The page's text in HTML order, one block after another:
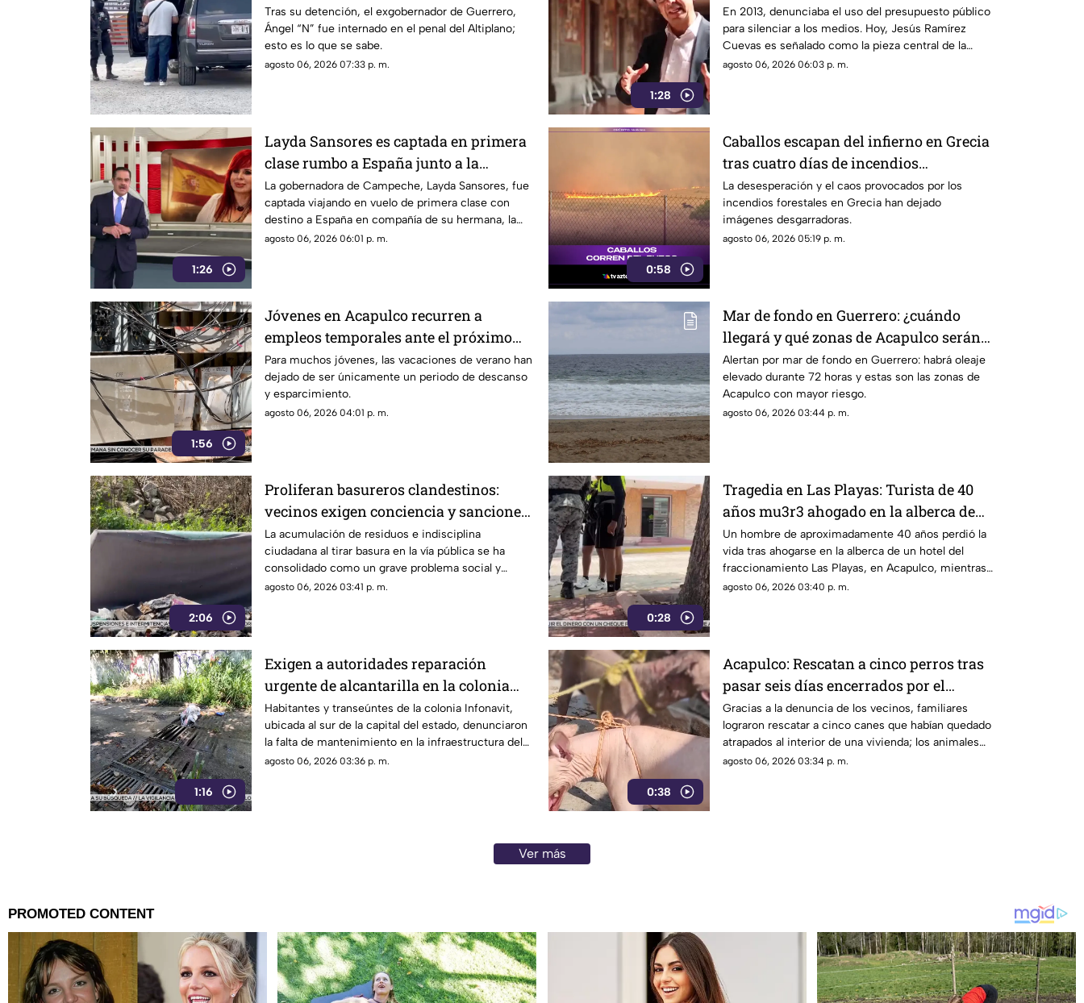
Altiplano
Tras su detención, el exgobernador de Guerrero,
Ángel “N” fue internado en el penal del Altiplano;
esto es lo que se sabe.
agosto 06, 2026 07:33 p. m.
1:28
publicidad oficial
En 2013, denunciaba el uso del presupuesto público
para silenciar a los medios. Hoy, Jesús Ramírez
Cuevas es señalado como la pieza central de la
estrategia de censura del gobierno. ¿Qué cambió?
agosto 06, 2026 06:03 p. m.
1:26
Layda Sansores es captada en primera
clase rumbo a España junto a la
directora del DIF
La gobernadora de Campeche, Layda Sansores, fue
captada viajando en vuelo de primera clase con
destino a España en compañía de su hermana, la
actual directora del DIF estatal.
agosto 06, 2026 06:01 p. m.
0:58
Caballos escapan del infierno en Grecia
tras cuatro días de incendios
descontrolados
La desesperación y el caos provocados por los
incendios forestales en Grecia han dejado
imágenes desgarradoras.
agosto 06, 2026 05:19 p. m.
1:56
Jóvenes en Acapulco recurren a
empleos temporales ante el próximo
ciclo escolar
Para muchos jóvenes, las vacaciones de verano han
dejado de ser únicamente un periodo de descanso
y esparcimiento.
agosto 06, 2026 04:01 p. m.
Mar de fondo en Guerrero: ¿cuándo
llegará y qué zonas de Acapulco serán
afectadas?
Alertan por mar de fondo en Guerrero: habrá oleaje
elevado durante 72 horas y estas son las zonas de
Acapulco con mayor riesgo.
agosto 06, 2026 03:44 p. m.
2:06
Proliferan basureros clandestinos:
vecinos exigen conciencia y sanciones
más estrictas
La acumulación de residuos e indisciplina
ciudadana al tirar basura en la vía pública se ha
consolidado como un grave problema social y
ambiental en el puerto de Acapulco.
agosto 06, 2026 03:41 p. m.
0:28
Tragedia en Las Playas: Turista de 40
años mu3r3 ahogado en la alberca de
un hotel en Acapulco
Un hombre de aproximadamente 40 años perdió la
vida tras ahogarse en la alberca de un hotel del
fraccionamiento Las Playas, en Acapulco, mientras
vacacionaba con su familia.
agosto 06, 2026 03:40 p. m.
1:16
Exigen a autoridades reparación
urgente de alcantarilla en la colonia
Infonavit de Chilpancingo
Habitantes y transeúntes de la colonia Infonavit,
ubicada al sur de la capital del estado, denunciaron
la falta de mantenimiento en la infraestructura del
drenaje pluvial sobre la calle Circunvalación
agosto 06, 2026 03:36 p. m.
0:38
Acapulco: Rescatan a cinco perros tras
pasar seis días encerrados por el
fallecimiento de su dueño
Gracias a la denuncia de los vecinos, familiares
lograron rescatar a cinco canes que habían quedado
atrapados al interior de una vivienda; los animales
serán trasladados a la Ciudad de México para recibir
agosto 06, 2026 03:34 p. m.
Ver más